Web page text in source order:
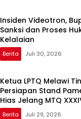
Insiden Videotron,
Sanksi dan Proses
Kelalaian
Berita Juli 30, 2026
Ketua LPTQ Melawi
Persiapan Stand
Hias Jelang MTQ
Berita Juli 29, 2026